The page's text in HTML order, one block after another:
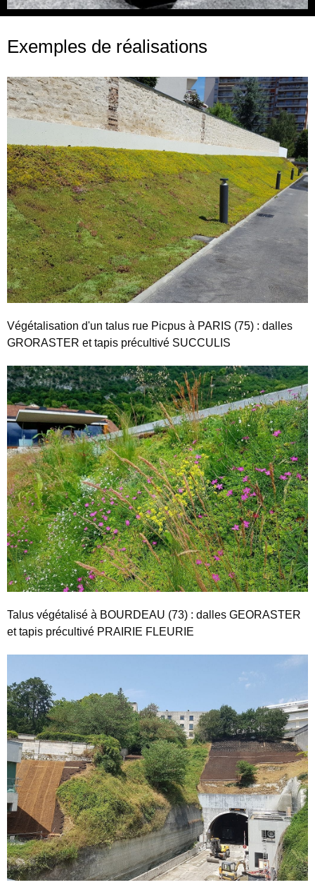
Exemples de réalisations
Végétalisation d'un talus rue Picpus à PARIS (75) : dalles
GRORASTER et tapis précultivé SUCCULIS
Talus végétalisé à BOURDEAU (73) : dalles GEORASTER
et tapis précultivé PRAIRIE FLEURIE